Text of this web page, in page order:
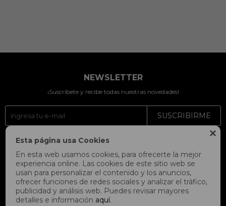

Esta página usa Cookies
En esta web usamos cookies, para ofrecerte la mejor
experiencia online. Las cookies de este sitio web se
usan para personalizar el contenido y los anuncios,
ofrecer funciones de redes sociales y analizar el tráfico,
publicidad y análisis web. Puedes revisar mayores
detalles e información aquí.
NEWSLETTER
¡Suscríbete y recibe todas nuestras novedades!
SUSCRIBIRME
 